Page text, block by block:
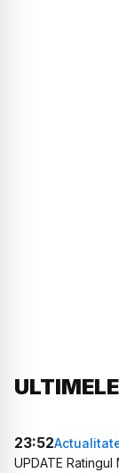
ULTIMELE
23:52
UPDATE